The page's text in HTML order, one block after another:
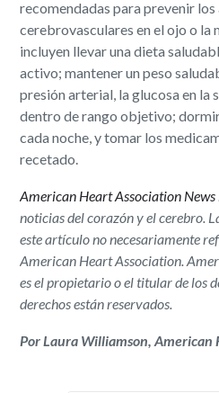
recomendadas para prevenir
cerebrovasculares en el ojo o la
incluyen llevar una dieta
activo; mantener un peso
presión arterial, la glucosa en la
dentro de rango objetivo;
cada noche, y tomar los
recetado.
American Heart Association News
noticias del corazón y el cerebro.
este artículo no necesariamente
American Heart Association.
es el propietario o el titular de los
derechos están reservados.
Por Laura Williamson, American